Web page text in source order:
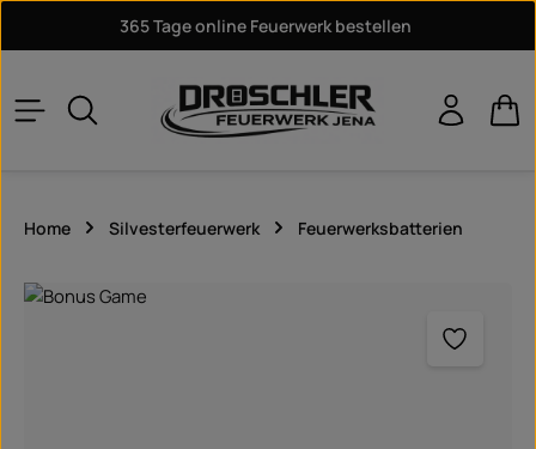
Zum Hauptinhalt springen365 Tage online Feuerwerk bestellen
Home Silvesterfeuerwerk Feuerwerksbatterien
Bildergalerie überspringen